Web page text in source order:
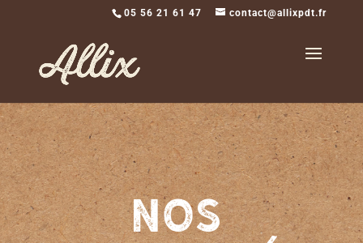
05 56 21 61 47 contact@allixpdt.fr
Nos